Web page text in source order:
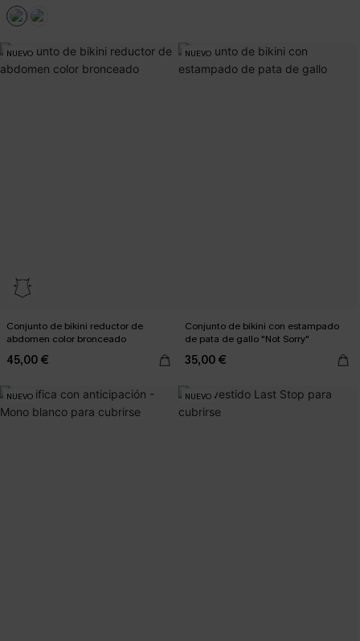
NUEVO
Conjunto de bikini reductor de
abdomen color bronceado
45,00 €
NUEVO
Conjunto de bikini con estampado
de pata de gallo "Not Sorry"
35,00 €
NUEVO NUEVO